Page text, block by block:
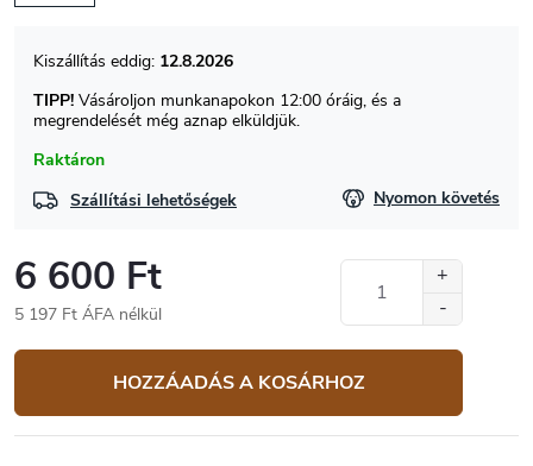
Raktáron
12.8.2026
TIPP! Vásároljon munkanapokon 12:00 óráig, és a
megrendelését még aznap elküldjük.
Szállítási lehetőségek Nyomon követés
6 600 Ft
5 197 Ft ÁFA nélkül
HOZZÁADÁS A KOSÁRHOZ